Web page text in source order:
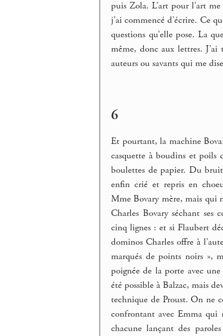
puis Zola. L’art pour l’art
j’ai commencé d’écrire. Ce
questions qu’elle pose. La
même, donc aux lettres.
auteurs ou savants qui me
6
Et pourtant, la machine
casquette à boudins et poils
boulettes de papier. Du
enfin crié et repris en
Mme Bovary mère, mais qui
Charles Bovary séchant
cinq lignes : et si Flaubert
dominos Charles offre à
marqués de points noirs »,
poignée de la porte avec
été possible à Balzac, mais
technique de Proust. On ne
confrontant avec Emma qui
chacune lançant des